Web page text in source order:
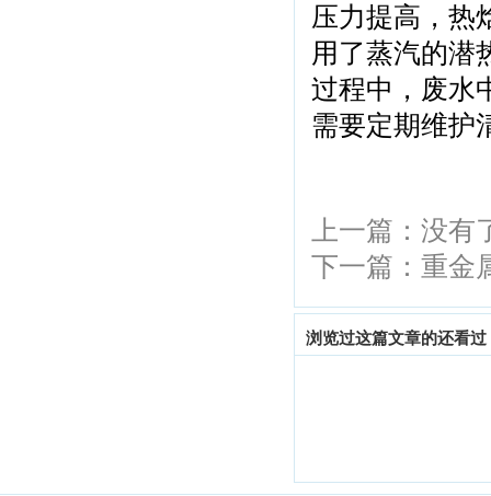
压力提高，热
用了蒸汽的潜
过程中，废水
需要定期维护
上一篇：没有
下一篇： 重金
浏览过这篇文章的还看过